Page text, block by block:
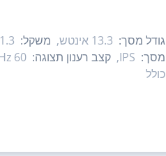
גודל מסך: 13.3‏ אינטש, משקל: 1.3 ק"ג,
מסך: IPS, קצב רענון תצוגה: 60 Hz,
כולל